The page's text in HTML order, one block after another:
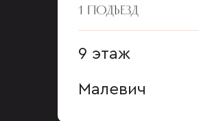
1 ПОДЪЕЗД
9 этаж
Малевич